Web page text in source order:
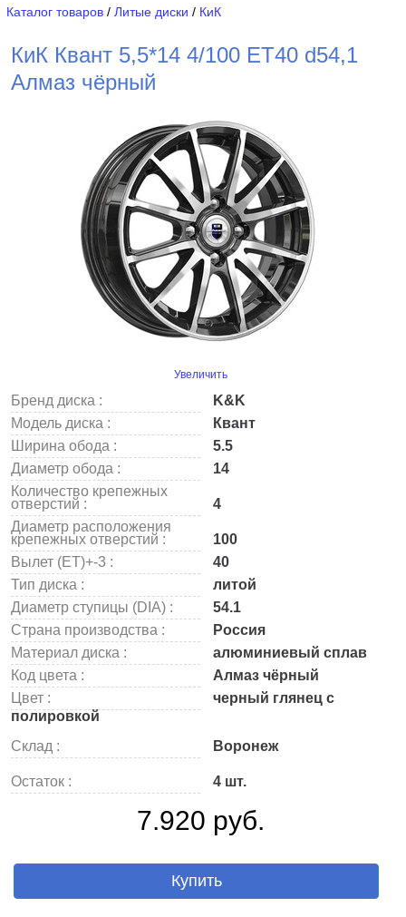
Каталог товаров / Литые диски / КиК
КиК Квант 5,5*14 4/100 ET40 d54,1
Алмаз чёрный
Увеличить
Бренд диска :
K&K
Модель диска :
Квант
Ширина обода :
5.5
Диаметр обода :
14
Количество крепежных
отверстий :
4
Диаметр расположения
крепежных отверстий :
100
Вылет (ET)+-3 :
40
Тип диска :
литой
Диаметр ступицы (DIA) :
54.1
Страна производства :
Россия
Материал диска :
алюминиевый сплав
Код цвета :
Алмаз чёрный
Цвет :
черный глянец с
полировкой
Склад :
Воронеж
Остаток : 4 шт.
7.920 руб.
Купить